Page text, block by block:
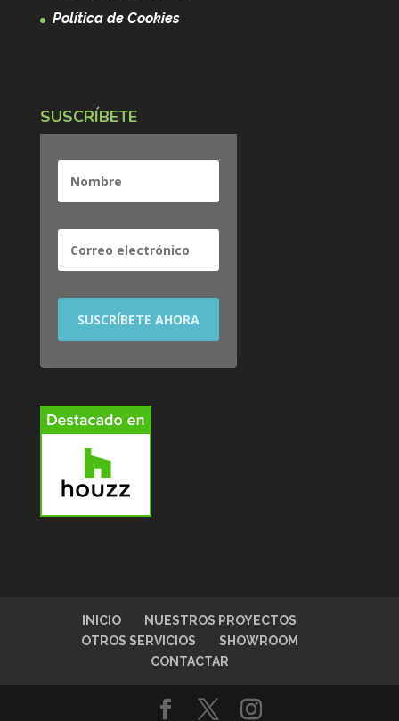
Política de Cookies
SUSCRÍBETE
INICIO
NUESTROS PROYECTOS
OTROS SERVICIOS
SHOWROOM
CONTACTAR